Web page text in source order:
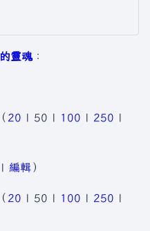
靈魂：
20 | 50 | 100 | 250 |
| 編輯）
20 | 50 | 100 | 250 |